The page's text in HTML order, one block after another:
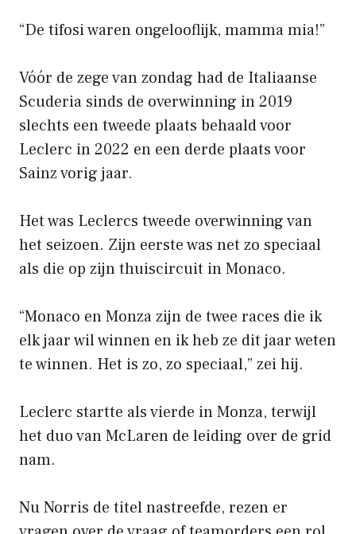
“De tifosi waren ongelooflijk, mamma mia!”
Vóór de zege van zondag had de Italiaanse
Scuderia sinds de overwinning in 2019
slechts een tweede plaats behaald voor
Leclerc in 2022 en een derde plaats voor
Sainz vorig jaar.
Het was Leclercs tweede overwinning van
het seizoen. Zijn eerste was net zo speciaal
als die op zijn thuiscircuit in Monaco.
“Monaco en Monza zijn de twee races die ik
elk jaar wil winnen en ik heb ze dit jaar weten
te winnen. Het is zo, zo speciaal,” zei hij.
Leclerc startte als vierde in Monza, terwijl
het duo van McLaren de leiding over de grid
nam.
Nu Norris de titel nastreefde, rezen er